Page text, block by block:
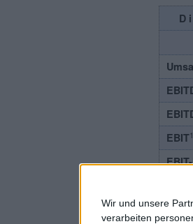
Wir und unsere
verarbeiten
EBIT